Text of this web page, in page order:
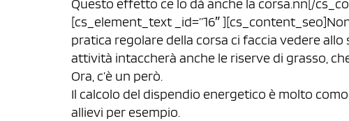
[cs_element_text _id=”16″
pratica regolare della corsa ci faccia vedere
attività intaccherà anche le riserve di grasso,
Ora, c’è un però.
Il calcolo del dispendio energetico è molto
allievi per esempio.